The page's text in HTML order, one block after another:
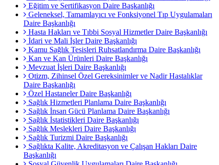
Eğitim ve Sertifikasyon Daire Başkanlığı
Geleneksel, Tamamlayıcı ve Fonksiyonel Tıp Uygulamaları
Daire Başkanlığı
Hasta Hakları ve Tıbbi Sosyal Hizmetler Daire Başkanlığı
İdari ve Mali İşler Daire Başkanlığı
Kamu Sağlık Tesisleri Ruhsatlandırma Daire Başkanlığı
Kan ve Kan Ürünleri Daire Başkanlığı
Mevzuat İşleri Daire Başkanlığı
Otizm, Zihinsel Özel Gereksinimler ve Nadir Hastalıklar
Daire Başkanlığı
Özel Hastaneler Daire Başkanlığı
Sağlık Hizmetleri Planlama Daire Başkanlığı
Sağlık İnsan Gücü Planlama Daire Başkanlığı
Sağlık İstatistikleri Daire Başkanlığı
Sağlık Meslekleri Daire Başkanlığı
Sağlık Turizmi Daire Başkanlığı
Sağlıkta Kalite, Akreditasyon ve Çalışan Hakları Daire
Başkanlığı